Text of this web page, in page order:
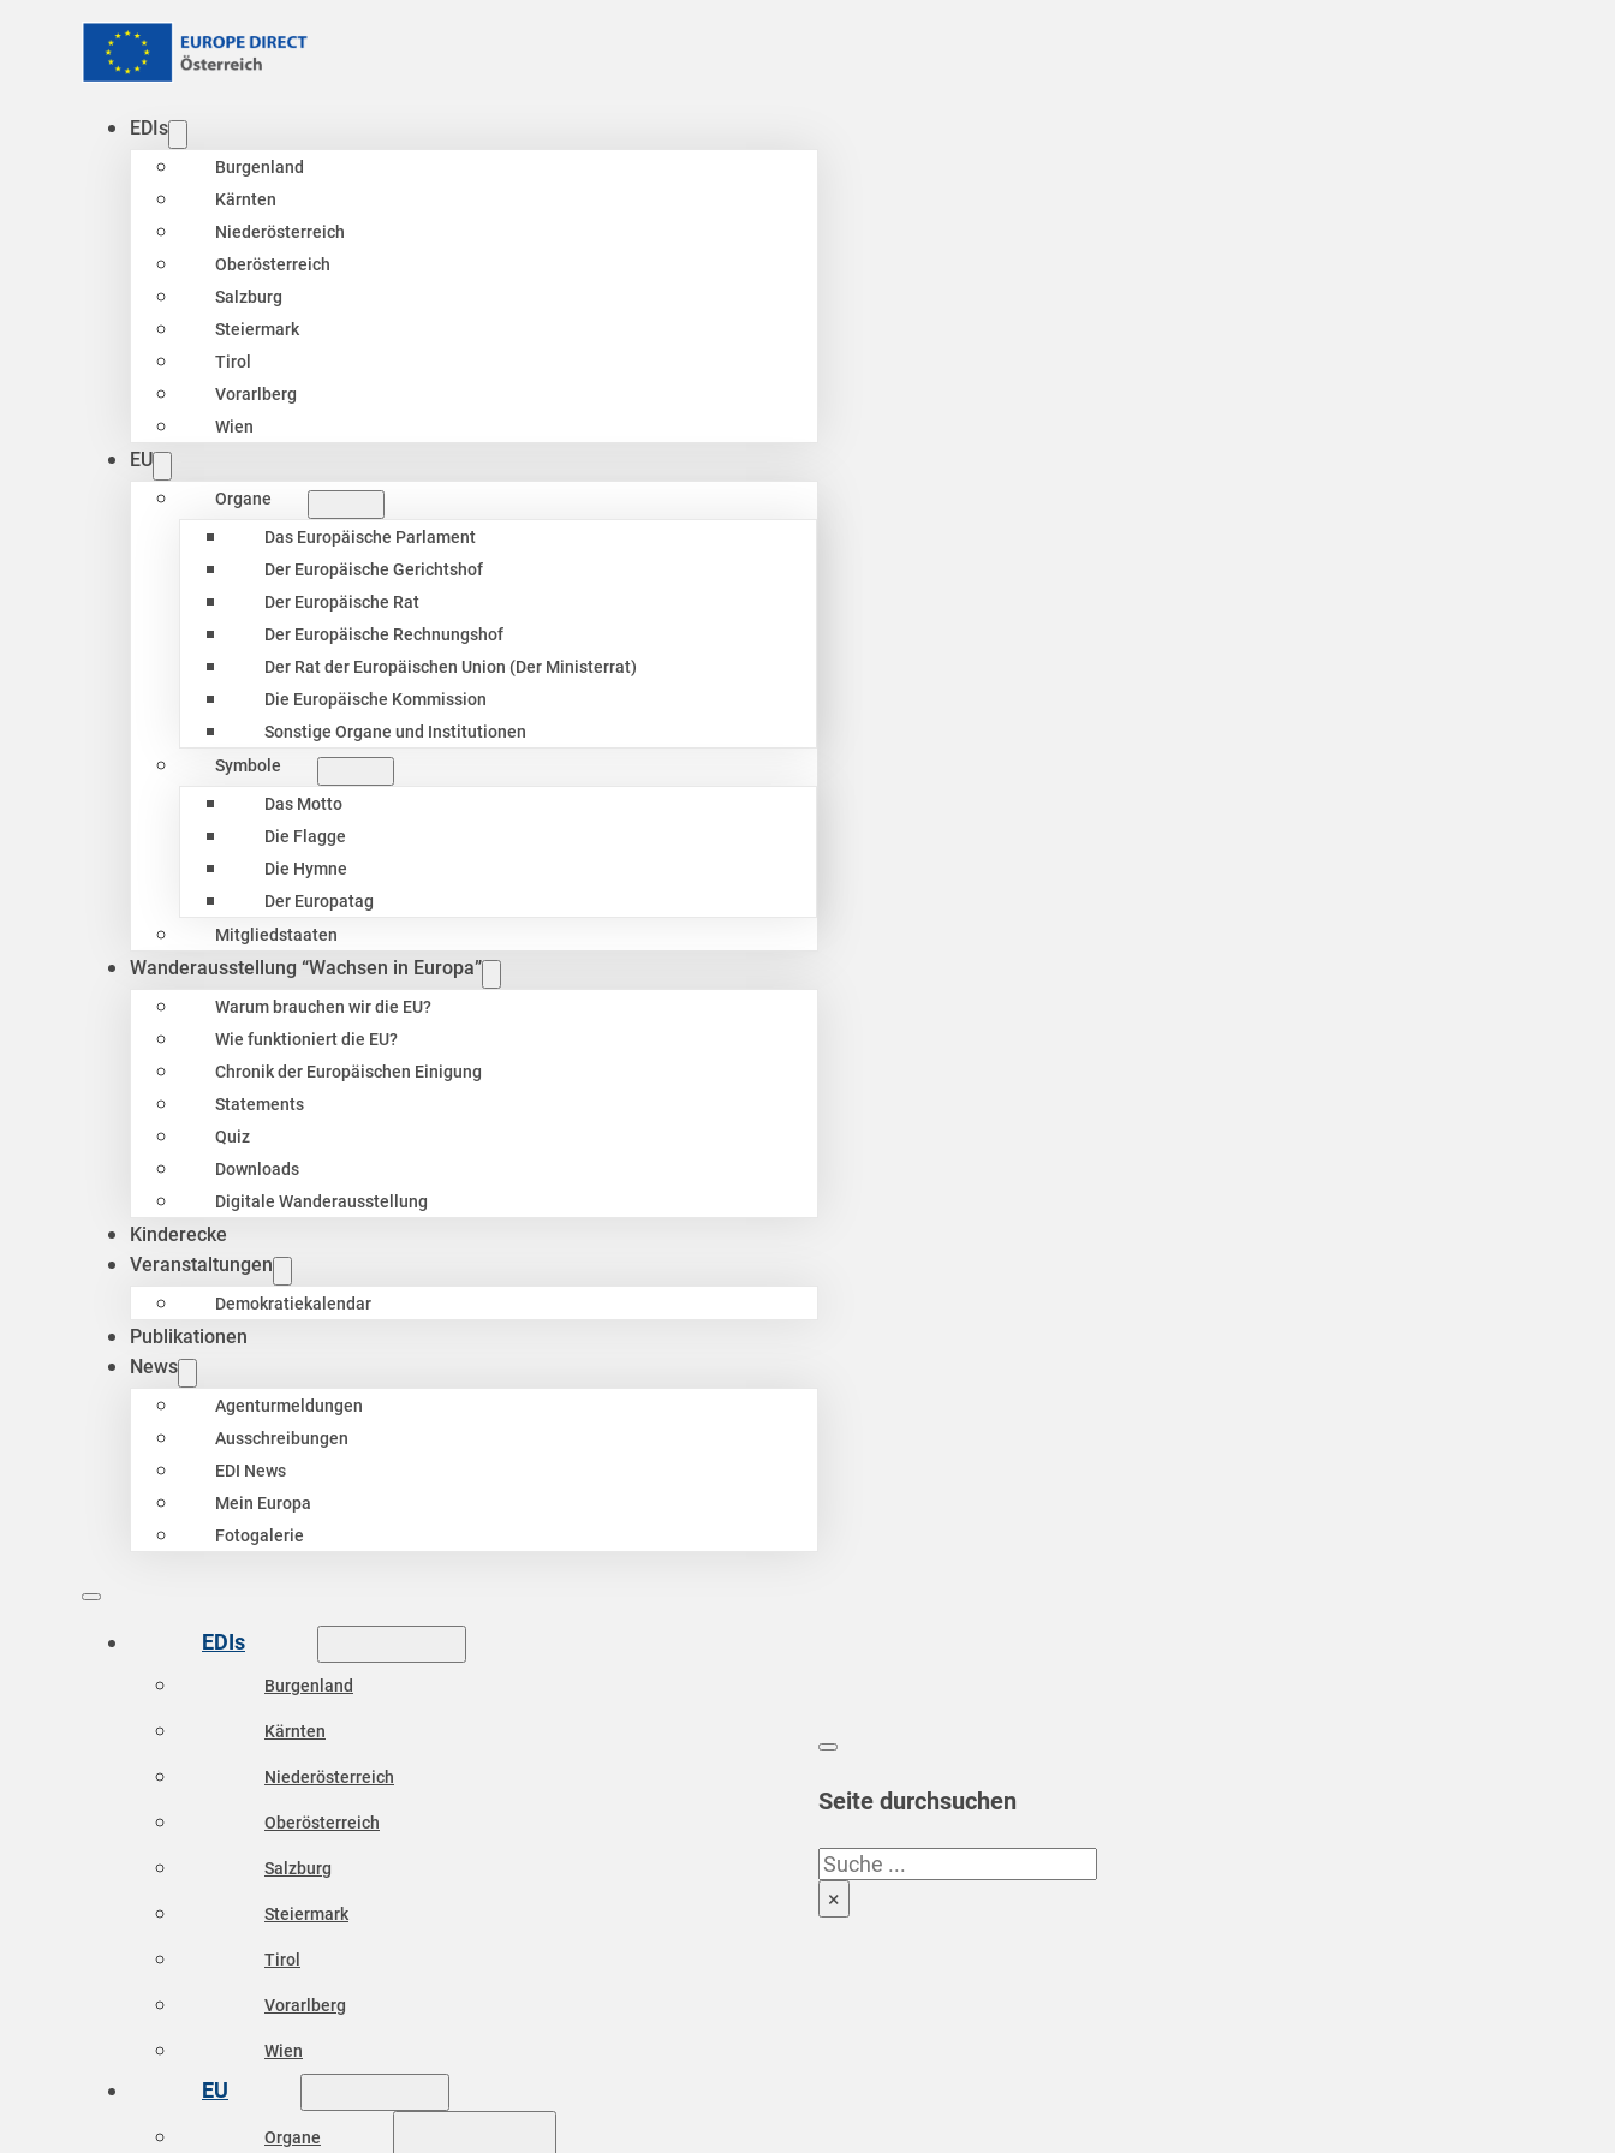
EDIs
Burgenland
Kärnten
Niederösterreich
Oberösterreich
Salzburg
Steiermark
Tirol
Vorarlberg
Wien
EU
Organe
Das Europäische Parlament
Der Europäische Gerichtshof
Der Europäische Rat
Der Europäische Rechnungshof
Der Rat der Europäischen Union (Der Ministerrat)
Die Europäische Kommission
Sonstige Organe und Institutionen
Symbole
Das Motto
Die Flagge
Die Hymne
Der Europatag
Mitgliedstaaten
Wanderausstellung “Wachsen in Europa”
Warum brauchen wir die EU?
Wie funktioniert die EU?
Chronik der Europäischen Einigung
Statements
Quiz
Downloads
Digitale Wanderausstellung
Kinderecke
Veranstaltungen
Demokratiekalendar
Publikationen
News
Agenturmeldungen
Ausschreibungen
EDI News
Mein Europa
Fotogalerie
EDIs
Burgenland
Kärnten
Niederösterreich
Oberösterreich
Salzburg
Steiermark
Tirol
Vorarlberg
Wien
EU
Organe
Seite durchsuchen
Suchen
×